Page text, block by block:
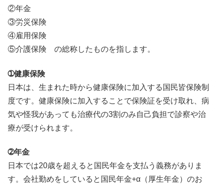
②年金
③労災保険
④雇用保険
⑤介護保険 の総称したものを指します。
➀健康保険
日本は、生まれた時から健康保険に加入する国民皆保険制
度です。健康保険に加入することで保険証を受け取れ、病
気や怪我があっても治療代の3割のみ自己負担で診察や治
療が受けられます。
➁年金
日本では20歳を超えると国民年金を支払う義務がありま
す。会社勤めをしていると国民年金+α（厚生年金）のお